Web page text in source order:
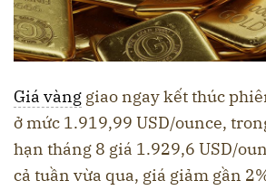
Giá vàng giao ngay kết thúc
ở mức 1.919,99 USD/ounce,
hạn tháng 8 giá 1.929,6 USD/
cả tuần vừa qua, giá giảm gần